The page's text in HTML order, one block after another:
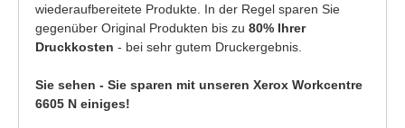
wiederaufbereitete Produkte. In der Regel sparen Sie
gegenüber Original Produkten bis zu 80% Ihrer
Druckkosten - bei sehr gutem Druckergebnis.
Sie sehen - Sie sparen mit unseren Xerox Workcentre
6605 N einiges!